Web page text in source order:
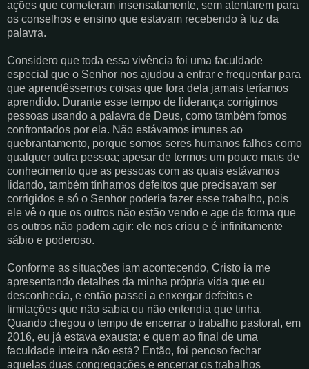
ações que cometeram insensatamente, sem atentarem para
os conselhos e ensino que estavam recebendo à luz da
palavra.
Considero que toda essa vivência foi uma faculdade
especial que o Senhor nos ajudou a entrar e frequentar para
que aprendêssemos coisas que fora dela jamais teríamos
aprendido. Durante esse tempo de liderança corrigimos
pessoas usando a palavra de Deus, como também fomos
confrontados por ela. Não estávamos imunes ao
quebrantamento, porque somos seres humanos falhos como
qualquer outra pessoa; apesar de termos um pouco mais de
conhecimento que as pessoas com as quais estávamos
lidando, também tínhamos defeitos que precisavam ser
corrigidos e só o Senhor poderia fazer esse trabalho, pois
ele vê o que os outros não estão vendo e age de forma que
os outros não podem agir: ele nos criou e é infinitamente
sábio e poderoso.
Conforme as situações iam acontecendo, Cristo ia me
apresentando detalhes da minha própria vida que eu
desconhecia, e então passei a enxergar defeitos e
limitações que não sabia ou não entendia que tinha.
Quando chegou o tempo de encerrar o trabalho pastoral, em
2016, eu já estava exausta: e quem ao final de uma
faculdade inteira não está? Então, foi penoso fechar
aquelas duas congregações e encerrar os trabalhos